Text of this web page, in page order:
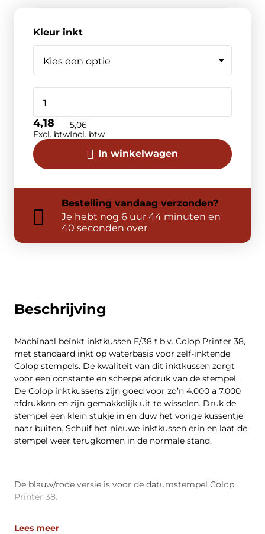
Beschrijving
Machinaal beïnkt inktkussen E/38 t.b.v. Colop Printer 38,
met standaard inkt op waterbasis voor zelf-inktende
Colop stempels. De kwaliteit van dit inktkussen zorgt
voor een constante en scherpe afdruk van de stempel.
De Colop inktkussens zijn goed voor zo’n 4.000 a 7.000
afdrukken en zijn gemakkelijk uit te wisselen. Druk de
stempel een klein stukje in en duw het vorige kussentje
naar buiten. Schuif het nieuwe inktkussen erin en laat de
stempel weer terugkomen in de normale stand.
De blauw/rode versie is voor de datumstempel Colop
Printer 38.
Lees meer
Kleur inkt
In winkelwagen
4,18
Excl. btw
5,06
Incl. btw
Bestelling vandaag verzonden?
Je hebt nog 6 uur 44 minuten en
40 seconden over